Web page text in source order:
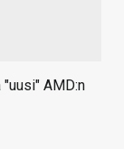
AMD:n